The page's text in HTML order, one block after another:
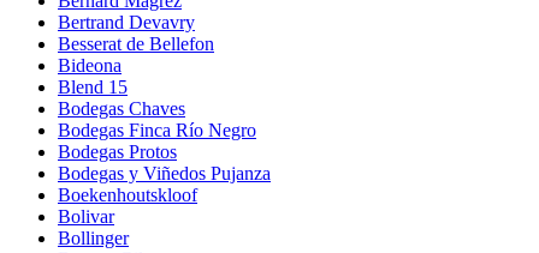
Bertrand Devavry
Besserat de Bellefon
Bideona
Blend 15
Bodegas Chaves
Bodegas Finca Río Negro
Bodegas Protos
Bodegas y Viñedos Pujanza
Boekenhoutskloof
Bolivar
Bollinger